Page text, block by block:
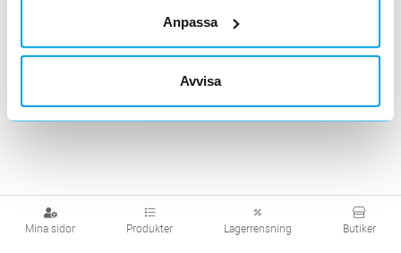
Anpassa
Avvisa
Mina sidor Produkter Lagerrensning Butiker